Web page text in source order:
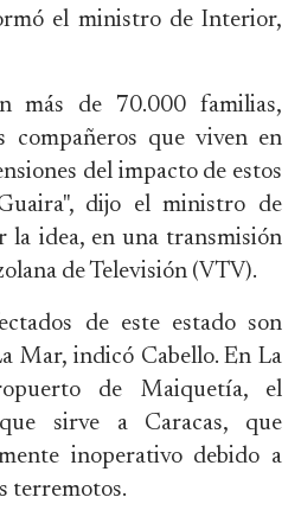
el ministro de Interior,
más de 70.000 familias,
compañeros que viven en
del impacto de estos
dijo el ministro de
idea, en una transmisión
de Televisión (VTV).
de este estado son
Mar, indicó Cabello. En La
de Maiquetía, el
sirve a Caracas, que
inoperativo debido a
terremotos.